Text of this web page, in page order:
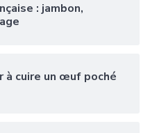
: jambon,
à cuire un œuf poché